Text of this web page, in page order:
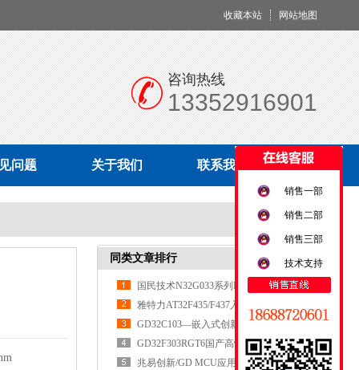
收藏本站 网站地图
咨询热线
13352916901
问题 关于我们 联系我们
同类文章排行
国民技术N32G033系列MCU
雅特力AT32F435/F437入门使用指南
​​GD32C103—嵌入式创新的核心引擎​
​​GD32F303RGT6国产高性能MCU的全
面突破
兆易创新/GD MCU应用实践
销售一部
销售二部
销售三部
技术支持